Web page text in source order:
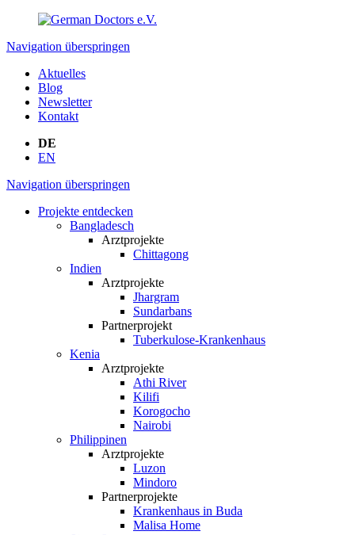
Navigation überspringen
Aktuelles
Blog
Newsletter
Kontakt
DE
EN
Navigation überspringen
Projekte entdecken
Bangladesch
Arztprojekte
Chittagong
Indien
Arztprojekte
Jhargram
Sundarbans
Partnerprojekt
Tuberkulose-Krankenhaus
Kenia
Arztprojekte
Athi River
Kilifi
Korogocho
Nairobi
Philippinen
Arztprojekte
Luzon
Mindoro
Partnerprojekte
Krankenhaus in Buda
Malisa Home